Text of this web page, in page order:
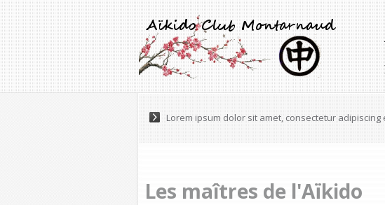
Pellentesque varius, tortor nec ultricies pretium,
Les maîtres de l'Aïkido